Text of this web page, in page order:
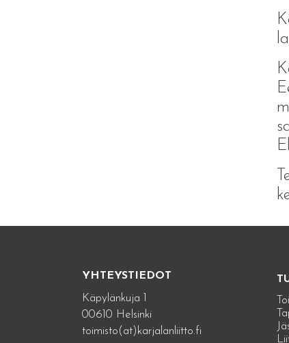
YHTEYSTIEDOT
Käpylänkuja 1
00610 Helsinki
toimisto(at)karjalanliitto.fi